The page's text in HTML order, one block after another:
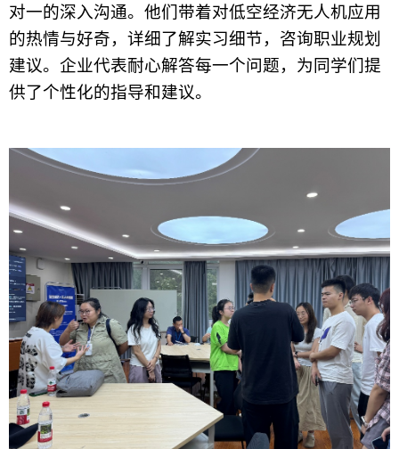
对一的深入沟通。他们带着对低空经济无人机应用
的热情与好奇，详细了解实习细节，咨询职业规划
建议。 企业代表耐心解答每一个问题，为同学们提
供了个性化的指导和建议。